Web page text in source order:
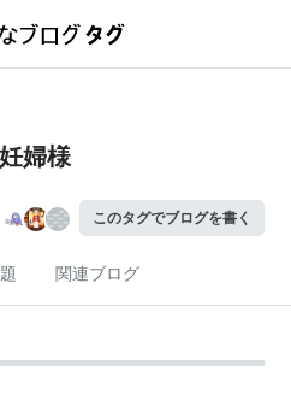
妊婦様
このタグでブログを書く
関連ブログ